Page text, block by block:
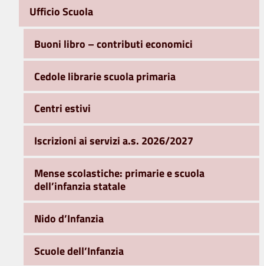
Ufficio Scuola
Buoni libro – contributi economici
Cedole librarie scuola primaria
Centri estivi
Iscrizioni ai servizi a.s. 2026/2027
Mense scolastiche: primarie e scuola
dell’infanzia statale
Nido d’Infanzia
Scuole dell’Infanzia